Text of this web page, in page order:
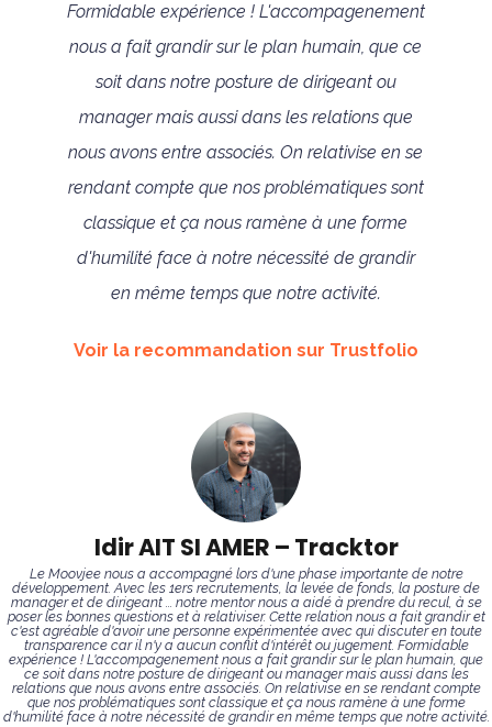
Formidable expérience ! L'accompagenement
nous a fait grandir sur le plan humain, que ce
soit dans notre posture de dirigeant ou
manager mais aussi dans les relations que
nous avons entre associés. On relativise en se
rendant compte que nos problématiques sont
classique et ça nous ramène à une forme
d'humilité face à notre nécessité de grandir
en même temps que notre activité.
Voir la recommandation sur Trustfolio
Idir AIT SI AMER – Tracktor
Le Moovjee nous a accompagné lors d'une phase importante de notre
développement. Avec les 1ers recrutements, la levée de fonds, la posture de
manager et de dirigeant ... notre mentor nous a aidé à prendre du recul, à se
poser les bonnes questions et à relativiser. Cette relation nous a fait grandir et
c'est agréable d'avoir une personne expérimentée avec qui discuter en toute
transparence car il n'y a aucun conflit d'intérêt ou jugement. Formidable
expérience ! L'accompagenement nous a fait grandir sur le plan humain, que
ce soit dans notre posture de dirigeant ou manager mais aussi dans les
relations que nous avons entre associés. On relativise en se rendant compte
que nos problématiques sont classique et ça nous ramène à une forme
d'humilité face à notre nécessité de grandir en même temps que notre activité.